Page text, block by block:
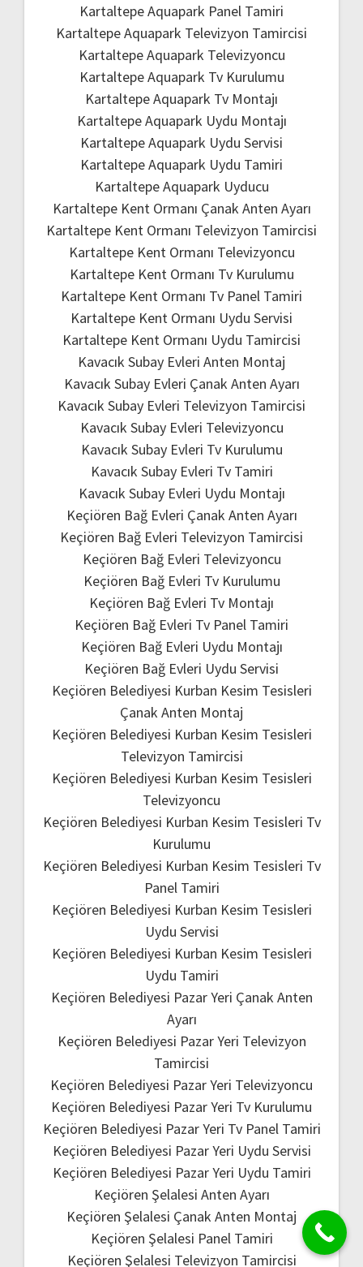
Kartaltepe Aquapark Panel Tamiri
Kartaltepe Aquapark Televizyon Tamircisi
Kartaltepe Aquapark Televizyoncu
Kartaltepe Aquapark Tv Kurulumu
Kartaltepe Aquapark Tv Montajı
Kartaltepe Aquapark Uydu Montajı
Kartaltepe Aquapark Uydu Servisi
Kartaltepe Aquapark Uydu Tamiri
Kartaltepe Aquapark Uyducu
Kartaltepe Kent Ormanı Çanak Anten Ayarı
Kartaltepe Kent Ormanı Televizyon Tamircisi
Kartaltepe Kent Ormanı Televizyoncu
Kartaltepe Kent Ormanı Tv Kurulumu
Kartaltepe Kent Ormanı Tv Panel Tamiri
Kartaltepe Kent Ormanı Uydu Servisi
Kartaltepe Kent Ormanı Uydu Tamircisi
Kavacık Subay Evleri Anten Montaj
Kavacık Subay Evleri Çanak Anten Ayarı
Kavacık Subay Evleri Televizyon Tamircisi
Kavacık Subay Evleri Televizyoncu
Kavacık Subay Evleri Tv Kurulumu
Kavacık Subay Evleri Tv Tamiri
Kavacık Subay Evleri Uydu Montajı
Keçiören Bağ Evleri Çanak Anten Ayarı
Keçiören Bağ Evleri Televizyon Tamircisi
Keçiören Bağ Evleri Televizyoncu
Keçiören Bağ Evleri Tv Kurulumu
Keçiören Bağ Evleri Tv Montajı
Keçiören Bağ Evleri Tv Panel Tamiri
Keçiören Bağ Evleri Uydu Montajı
Keçiören Bağ Evleri Uydu Servisi
Keçiören Belediyesi Kurban Kesim Tesisleri
Çanak Anten Montaj
Keçiören Belediyesi Kurban Kesim Tesisleri
Televizyon Tamircisi
Keçiören Belediyesi Kurban Kesim Tesisleri
Televizyoncu
Keçiören Belediyesi Kurban Kesim Tesisleri Tv
Kurulumu
Keçiören Belediyesi Kurban Kesim Tesisleri Tv
Panel Tamiri
Keçiören Belediyesi Kurban Kesim Tesisleri
Uydu Servisi
Keçiören Belediyesi Kurban Kesim Tesisleri
Uydu Tamiri
Keçiören Belediyesi Pazar Yeri Çanak Anten
Ayarı
Keçiören Belediyesi Pazar Yeri Televizyon
Tamircisi
Keçiören Belediyesi Pazar Yeri Televizyoncu
Keçiören Belediyesi Pazar Yeri Tv Kurulumu
Keçiören Belediyesi Pazar Yeri Tv Panel Tamiri
Keçiören Belediyesi Pazar Yeri Uydu Servisi
Keçiören Belediyesi Pazar Yeri Uydu Tamiri
Keçiören Şelalesi Anten Ayarı
Keçiören Şelalesi Çanak Anten Montaj
Keçiören Şelalesi Panel Tamiri
Keçiören Şelalesi Televizyon Tamircisi